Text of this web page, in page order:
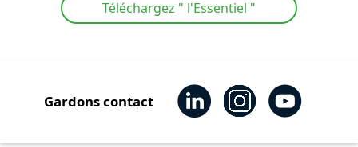
Téléchargez " l'Essentiel "
Gardons contact